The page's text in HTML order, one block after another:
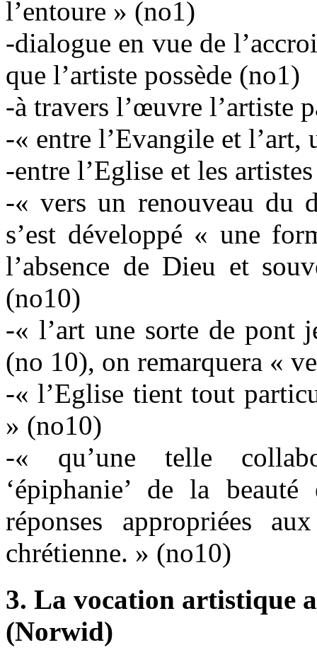
l’entoure » (no1)
-dialogue en vue de
que l’artiste possède (no1)
-à travers l’œuvre l’artiste
-« entre l’Evangile et l’art,
-entre l’Eglise et les
-« vers un renouveau du
s’est développé « une
l’absence de Dieu et
(no10)
-« l’art une sorte de pont
(no 10), on remarquera «
-« l’Eglise tient tout
» (no10)
-« qu’une telle
‘épiphanie’ de la
réponses appropriées
chrétienne. » (no10)
3. La vocation artistique
(Norwid)